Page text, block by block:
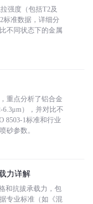
强度（包括T2及
标准数据，详细分
不同状态下的金属
重点分析了铝合金
6.3μm），并对比不
8503-1标准和行业
砂参数。
力详解
和抗拔承载力，包
专业标准（如《混